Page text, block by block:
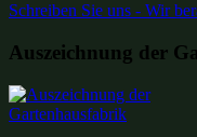
Schreiben Sie uns - Wir
Auszeichnung der